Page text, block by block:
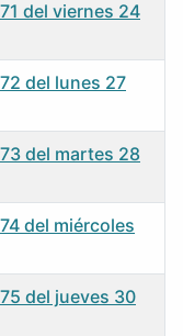
del viernes 24
del lunes 27
del martes 28
del miércoles
del jueves 30